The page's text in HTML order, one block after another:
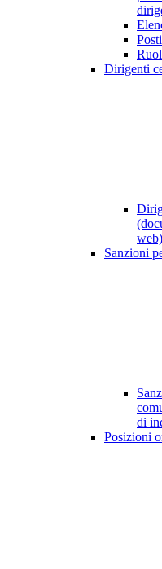
Dirigenti
web)
Sanzioni
di
Posizioni